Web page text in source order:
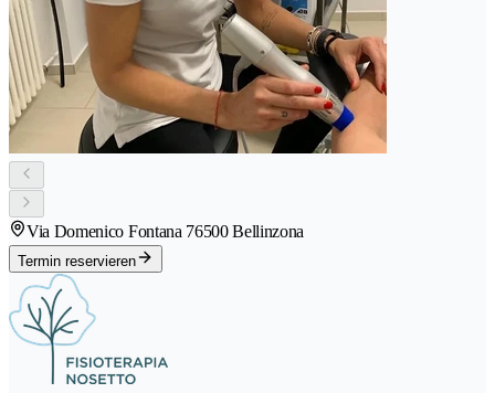
Via Domenico Fontana 76500 Bellinzona
Termin reservieren